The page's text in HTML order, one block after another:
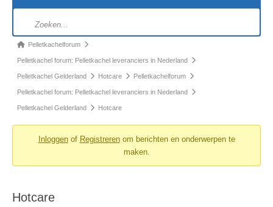
Pelletkachelforum
Pelletkachel forum: Pelletkachel leveranciers in Nederland
Pelletkachel Gelderland Hotcare Pelletkachelforum
Pelletkachel forum: Pelletkachel leveranciers in Nederland
Pelletkachel Gelderland Hotcare
Inloggenof Registrerenom berichten en onderwerpen te
maken.
Hotcare